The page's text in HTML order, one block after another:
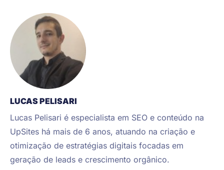
LUCAS PELISARI
Lucas Pelisari é especialista em SEO e conteúdo na
UpSites há mais de 6 anos, atuando na criação e
otimização de estratégias digitais focadas em
geração de leads e crescimento orgânico.